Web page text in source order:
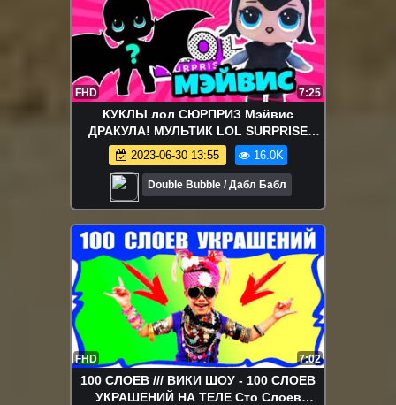
FHD 7:25
КУКЛЫ лол СЮРПРИЗ Мэйвис
ДРАКУЛА! МУЛЬТИК LOL SURPRISE
ООАК Монстры на КАНИКУЛАХ в Видео
для детей
2023-06-30 13:55 16.0K
Double Bubble / Дабл Бабл
FHD 7:02
100 СЛОЕВ /// ВИКИ ШОУ - 100 СЛОЕВ
УКРАШЕНИЙ НА ТЕЛЕ Сто Слоев